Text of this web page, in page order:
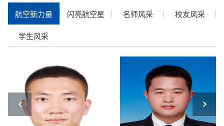
航空新力量 闪亮航空星 名师风采 校友风采
学生风采